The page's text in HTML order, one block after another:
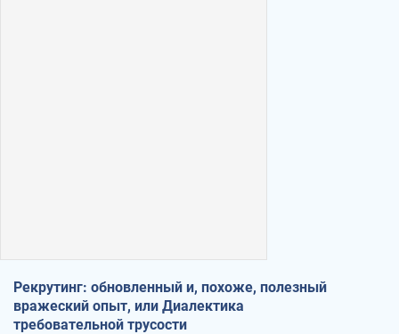
Рекрутинг: обновленный и, похоже, полезный
вражеский опыт, или Диалектика
требовательной трусости